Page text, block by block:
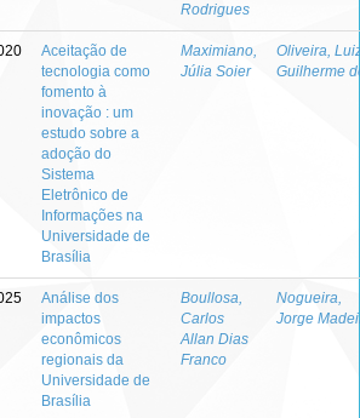
Rodrigues
Aceitação de
tecnologia como
fomento à
inovação : um
estudo sobre a
adoção do
Sistema
Eletrônico de
Informações na
Universidade de
Brasília
Maximiano,
Júlia Soier
Oliveira,
Guilherme
Análise dos
impactos
econômicos
regionais da
Universidade de
Brasília
Boullosa,
Carlos
Allan Dias
Franco
Nogueira,
Jorge